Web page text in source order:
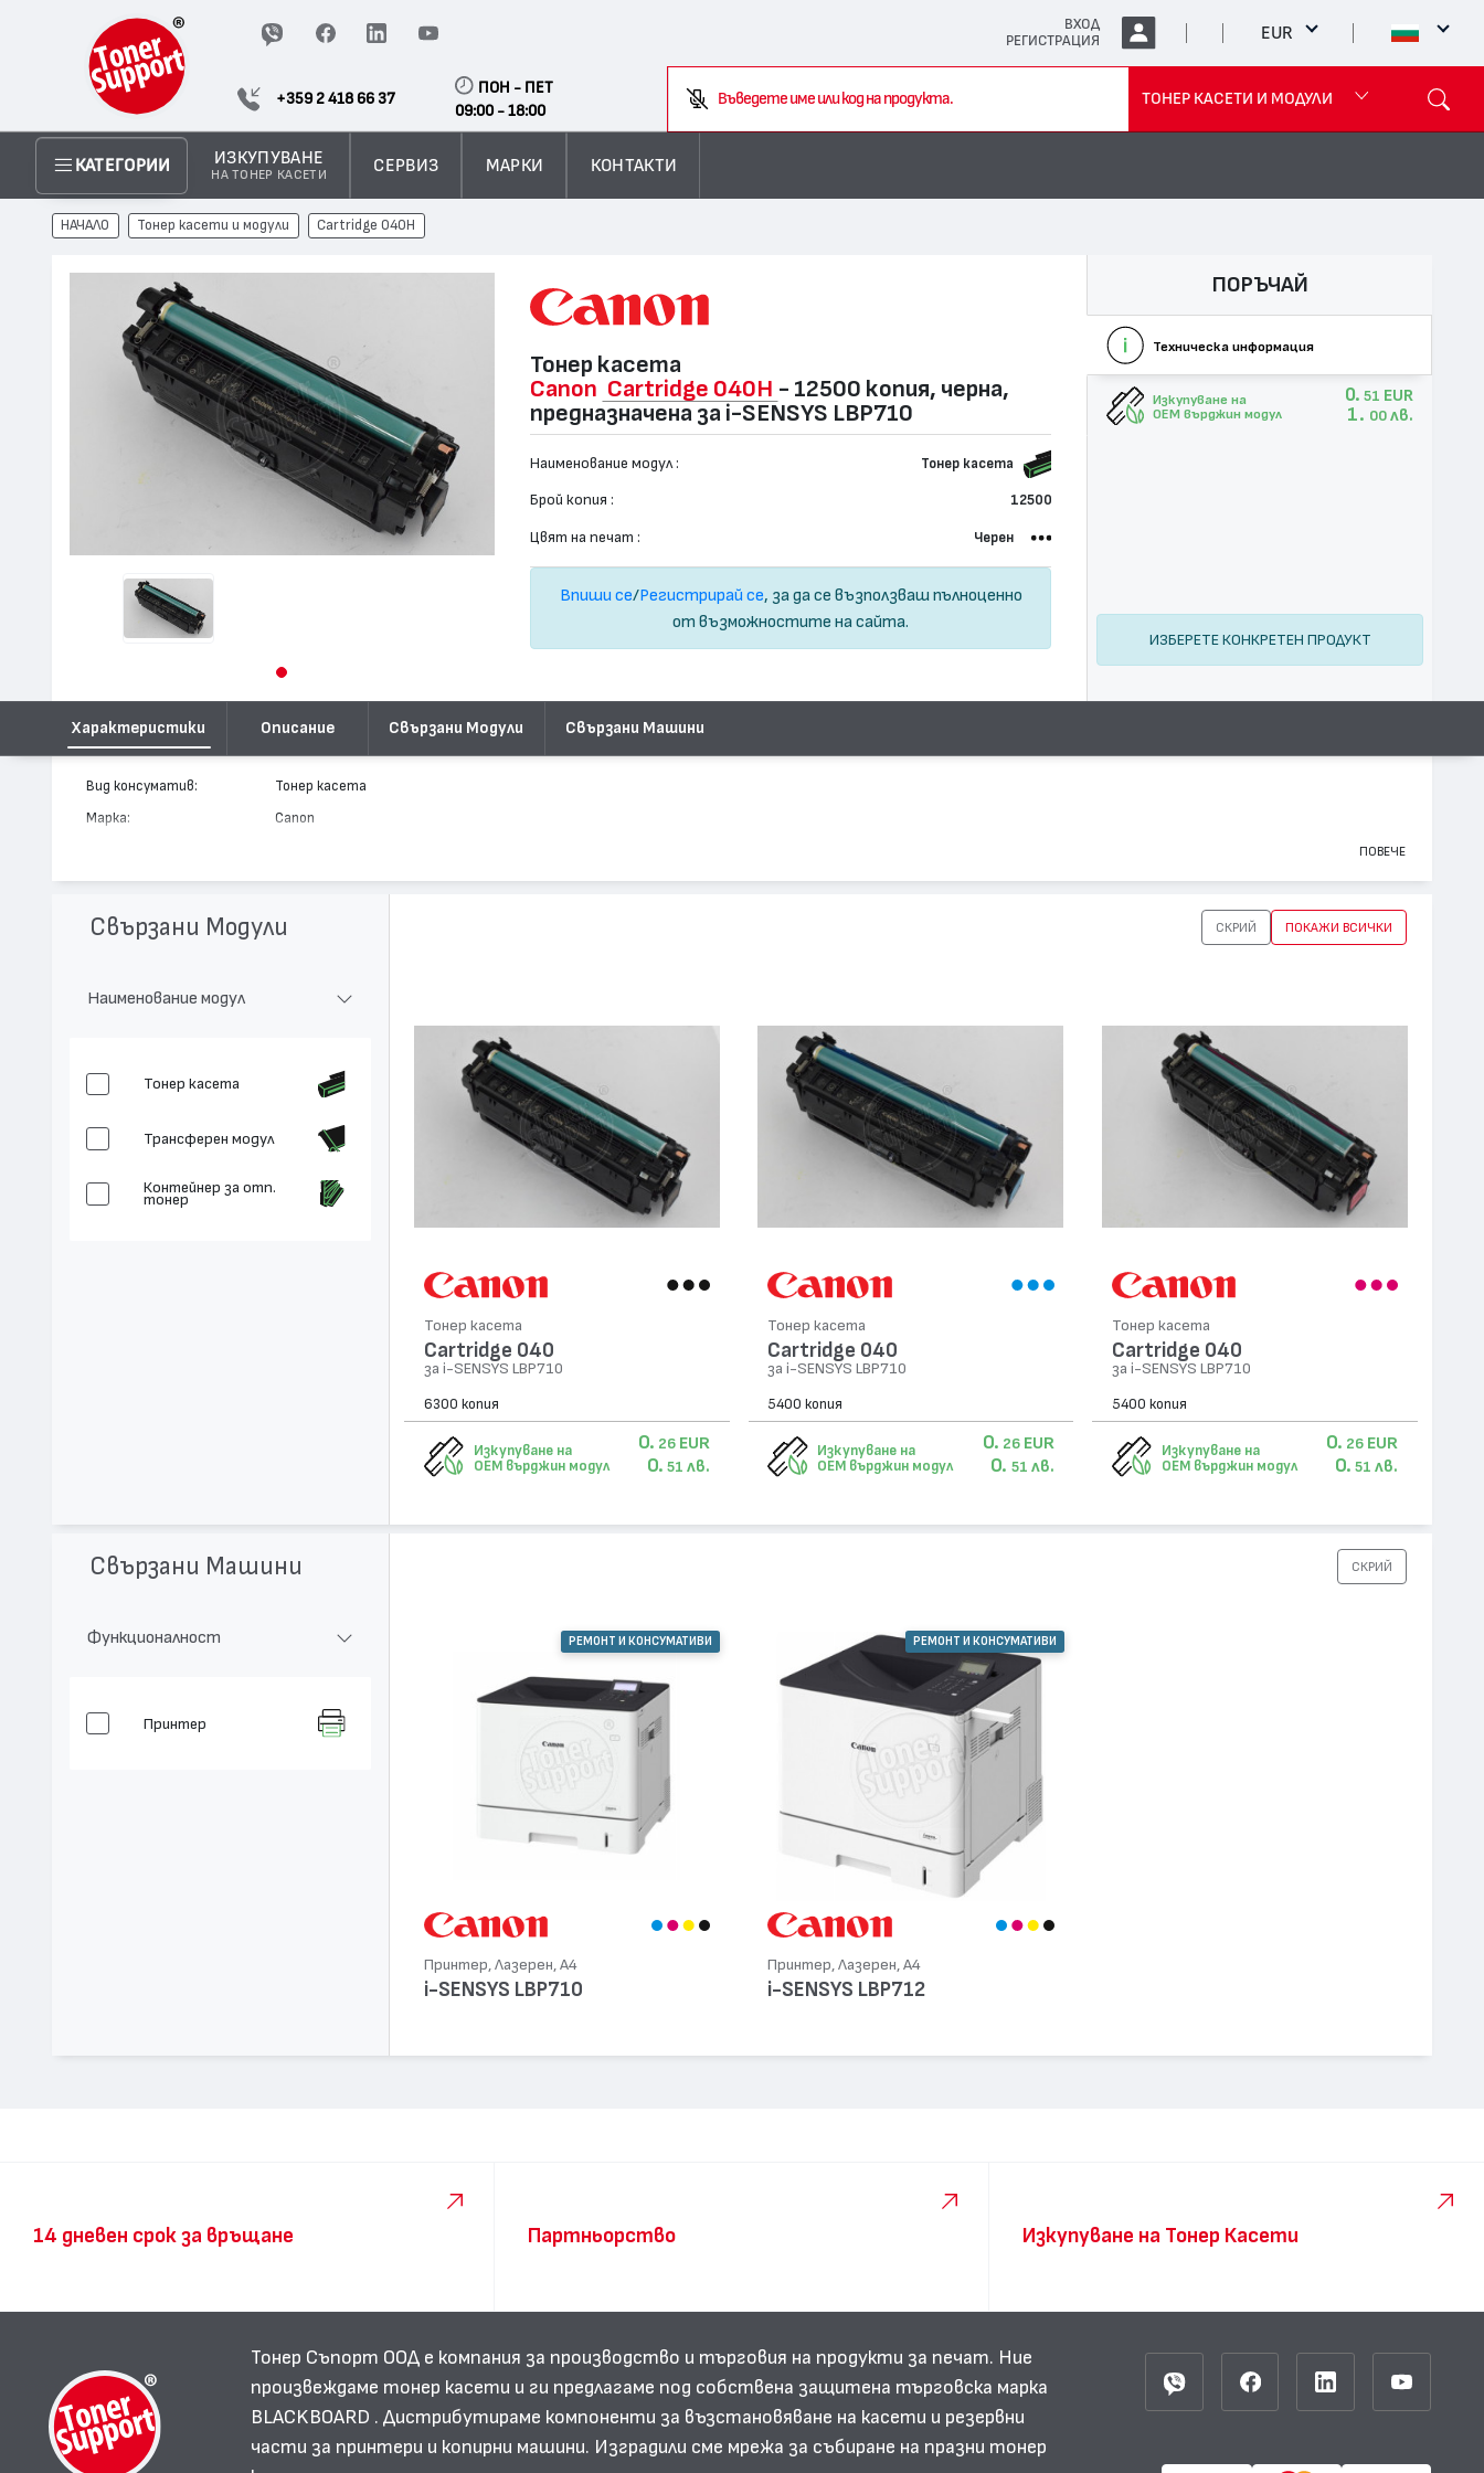
ВХОД
РЕГИСТРАЦИЯ
EUR
+359 2 418 66 37
ПОН - ПЕТ
09:00 - 18:00
В
ТОНЕР КАСЕТИ И МОДУЛИ
КАТЕГОРИИ ИЗКУПУВАНЕ
НА ТОНЕР КАСЕТИ
СЕРВИЗ МАРКИ КОНТАКТИ
НАЧАЛО Тонер касети и модули Cartridge 040H
Тонер касета
Canon Cartridge 040H - 12500 копия, черна,
предназначена за i-SENSYS LBP710
Наименование модул : Тонер касета
Брой копия : 12500
Цвят на печат : Черен
Впиши се/Регистрирай се, за да се възползваш пълноценно
от възможностите на сайта.
ПОРЪЧАЙ
Техническа информация
Изкупуване на
OEM върджин модул
0. 51 EUR
1. 00 лв.
ИЗБЕРЕТЕ КОНКРЕТЕН ПРОДУКТ
Характеристики Описание Свързани Модули Свързани Машини
Вид консуматив: Тонер касета
Марка: Canon
Цвят: Черен
Капацитет:
ПОВЕЧЕ
Свързани Модули СКРИЙ ПОКАЖИ ВСИЧКИ
Наименование модул
Тонер касета
Трансферен модул
Контейнер за отп.
тонер
Тонер касета
Cartridge 040
за i-SENSYS LBP710
6300 копия
Изкупуване на
OEM върджин модул
0. 26 EUR
0. 51 лв.
Тонер касета
Cartridge 040
за i-SENSYS LBP710
5400 копия
Изкупуване на
OEM върджин модул
0. 26 EUR
0. 51 лв.
Тонер касета
Cartridge 040
за i-SENSYS LBP710
5400 копия
Изкупуване на
OEM върджин модул
0. 26 EUR
0. 51 лв.
Свързани Машини СКРИЙ
Функционалност
Принтер
РЕМОНТ И КОНСУМАТИВИ
Принтер, Лазерен, А4
i-SENSYS LBP710
РЕМОНТ И КОНСУМАТИВИ
Принтер, Лазерен, А4
i-SENSYS LBP712
14 дневен срок за връщане Партньорство Изкупуване на Тонер Касети
Тонер Съпорт ООД е компания за производство и търговия на продукти за печат. Ние
произвеждаме тонер касети и ги предлагаме под собствена защитена търговска марка
BLACKBOARD . Дистрибутираме компоненти за възстановяване на касети и резервни
части за принтери и копирни машини. Изградили сме мрежа за събиране на празни тонер